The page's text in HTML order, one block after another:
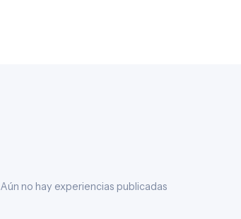
Aún no hay experiencias publicadas